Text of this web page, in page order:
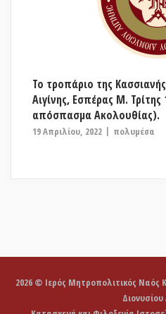
Το τροπάριο της
Αιγίνης, Εσπέρας Μ. Τρίτης
απόσπασμα Ακολουθίας).
19 Απριλίου, 2022 πολυμέσα
2026 © Ιερός Μητροπολιτικός Ναός
Διονυσίου